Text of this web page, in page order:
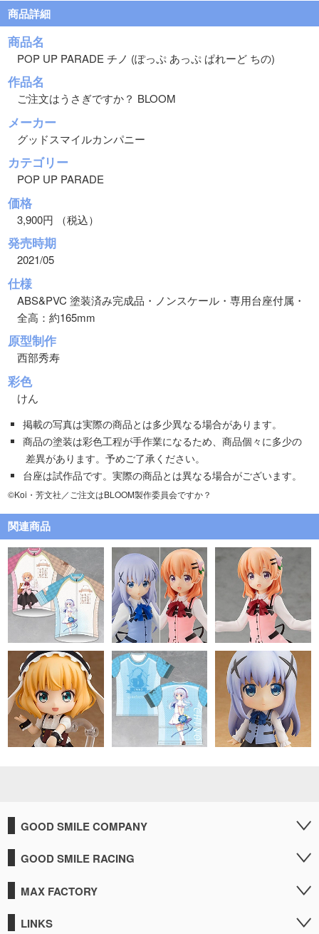
商品詳細
商品名
POP UP PARADE チノ (ぽっぷ あっぷ ぱれーど ちの)
作品名
ご注文はうさぎですか？ BLOOM
メーカー
グッドスマイルカンパニー
カテゴリー
POP UP PARADE
価格
3,900円 （税込）
発売時期
2021/05
仕様
ABS&PVC 塗装済み完成品・ノンスケール・専用台座付属・
全高：約165mm
原型制作
西部秀寿
彩色
けん
掲載の写真は実際の商品とは多少異なる場合があります。
商品の塗装は彩色工程が手作業になるため、商品個々に多少の
差異があります。予めご了承ください。
台座は試作品です。実際の商品とは異なる場合がございます。
©Koi・芳文社／ご注文はBLOOM製作委員会ですか？
関連商品
GOOD SMILE COMPANY
GOOD SMILE RACING
MAX FACTORY
LINKS